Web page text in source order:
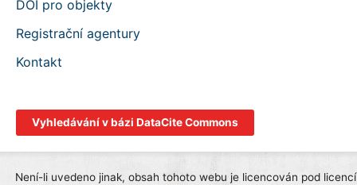
DOI pro objekty
Registrační agentury
Kontakt
Vyhledávání v bázi DataCite Commons
Není-li uvedeno jinak, obsah tohoto webu je licencován pod licencí